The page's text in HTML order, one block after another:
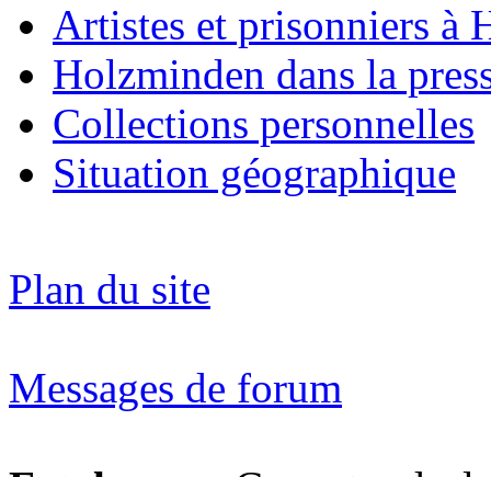
Artistes et prisonniers à
Holzminden dans la
Collections personnelles
Situation géographique
Plan du site
Messages de forum